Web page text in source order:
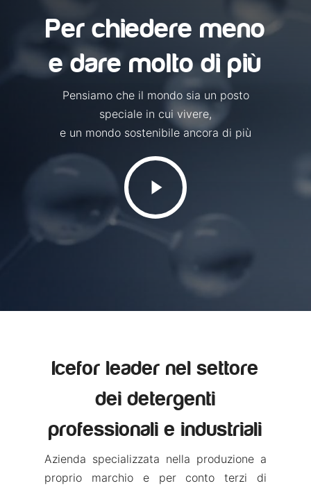
Per chiedere meno
e dare molto di più
Pensiamo che il mondo sia un posto
speciale in cui vivere,
e un mondo sostenibile ancora di più
Play
Video
Icefor leader nel settore
dei detergenti
professionali e industriali
Azienda specializzata nella produzione a
proprio marchio e per conto terzi di